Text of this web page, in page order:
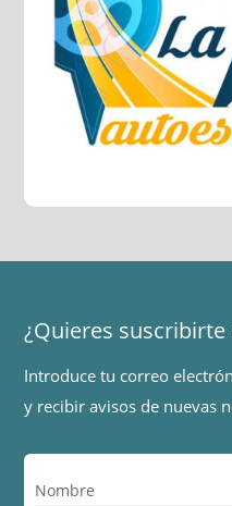
¿Quieres
Introduce tu correo
y recibir avisos de nuevas
Nombre